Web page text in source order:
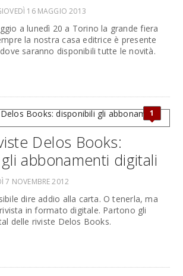
16 MAGGIO 2013
a lunedì 20 a Torino la grande fiera
la nostra casa editrice è presente
saranno disponibili tutte le novità.
1
Delos Books:
abbonamenti digitali
7 NOVEMBRE 2012
dire addio alla carta. O tenerla, ma
in formato digitale. Partono gli
delle riviste Delos Books.